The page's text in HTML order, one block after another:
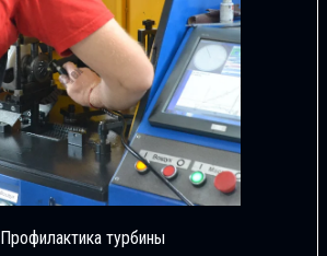
Профилактика турбины